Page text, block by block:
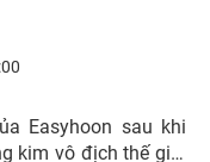
Easyhoon sau khi
kim vô địch thế giới